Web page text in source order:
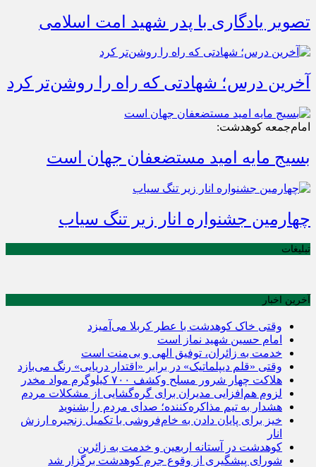
تصویر یادگاری با پدر شهید امت اسلامی
آخرین درس؛ شهادتی که راه را روشن‌تر کرد
امام‌جمعه کوهدشت:
بسیج مایه امید مستضعفان جهان است
چهارمین جشنواره انار زیر تنگ سیاب
تبلیغات
آخرین اخبار
وقتی خاک کوهدشت با عطر کربلا می‌آمیزد
امام حسین شهید نماز است
خدمت به زائران، توفیق الهی و بی‌منت است
وقتی «قلم دیپلماتیک» در برابر «اقتدار دریایی» رنگ می‌بازد
هلاکت چهار شرور مسلح وکشف ۷۰۰ کیلوگرم مواد مخدر
لزوم هم‌افزایی مدیران برای گره‌گشایی از مشکلات مردم
هشدار به تیم مذاکره‌کننده؛ صدای مردم را بشنوید
خیز برای پایان دادن به خام‌فروشی با تکمیل زنجیره ارزش
انار
کوهدشت در آستانه اربعین و خدمت‌ به زائرین
شورای پیشگیری از وقوع جرم کوهدشت برگزار شد